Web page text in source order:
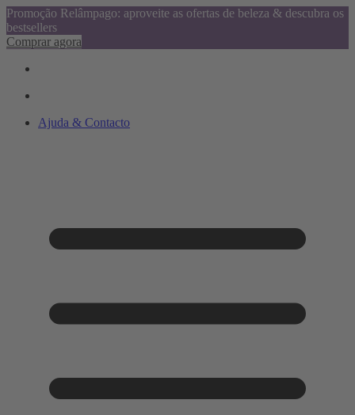
Promoção Relâmpago: aproveite as ofertas de beleza & descubra os
bestsellers
Comprar agora
Ajuda & Contacto